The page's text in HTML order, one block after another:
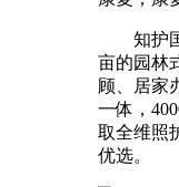
知护国
亩的园林
顾、居家
一体，
取全维照
优选。